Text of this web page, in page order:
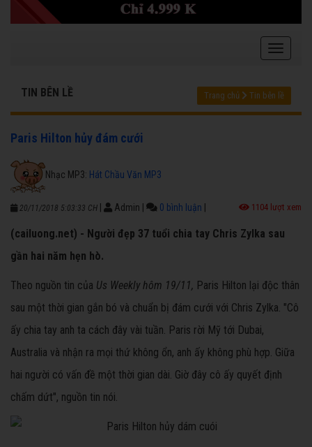
TIN BÊN LỀ Trang chủ Tin bên lề
Paris Hilton hủy đám cưới
Nhạc MP3: Hát Chầu Văn MP3
20/11/2018 5:03:33 CH Admin 0 bình luận 1104 lượt xem
(cailuong.net) - Người đẹp 37 tuổi chia tay Chris Zylka sau
gần hai năm hẹn hò.
Theo nguồn tin của Us Weekly hôm 19/11, Paris Hilton lại độc thân
sau một thời gian gắn bó và chuẩn bị đám cưới với Chris Zylka. "Cô
ấy chia tay anh ta cách đây vài tuần. Paris rời Mỹ tới Dubai,
Australia và nhận ra mọi thứ không ổn, anh ấy không phù hợp. Giữa
hai người có vấn đề một thời gian dài. Giờ đây cô ấy quyết định
chấm dứt", nguồn tin nói.